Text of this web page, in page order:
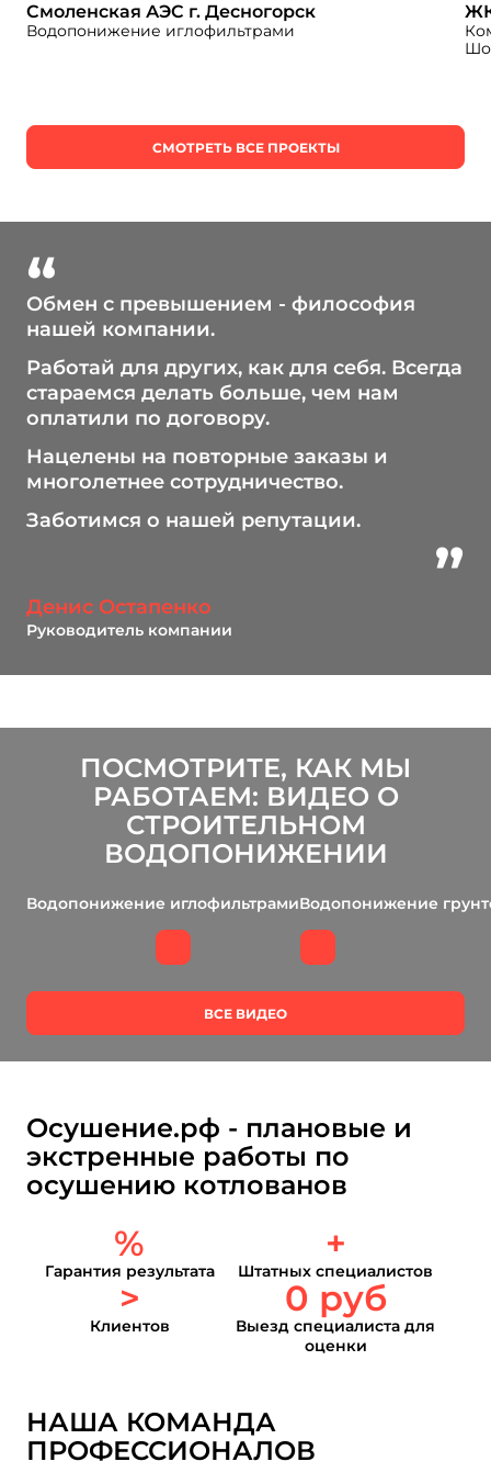
Смоленская АЭС г. Десногорск
Водопонижение иглофильтрами
СМОТРЕТЬ ВСЕ ПРОЕКТЫ
Обмен с превышением - философия
нашей компании.
Работай для других, как для себя. Всегда
стараемся делать больше, чем нам
оплатили по договору.
Нацелены на повторные заказы и
многолетнее сотрудничество.
Заботимся о нашей репутации.
Денис Остапенко
Руководитель компании
ПОСМОТРИТЕ, КАК МЫ
РАБОТАЕМ: ВИДЕО О
СТРОИТЕЛЬНОМ
ВОДОПОНИЖЕНИИ
Водопонижение иглофильтрамиВодопонижение
ВСЕ ВИДЕО
Осушение.рф - плановые и
экстренные работы по
осушению котлованов
%
Гарантия результата
+
Штатных специалистов
>
Клиентов
0 руб
Выезд специалиста для
оценки
НАША КОМАНДА
ПРОФЕССИОНАЛОВ